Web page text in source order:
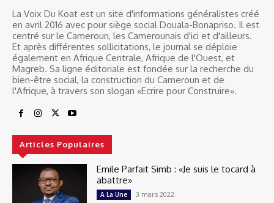
La Voix Du Koat est un site d'informations généralistes créé
en avril 2016 avec pour siège social Douala-Bonapriso. Il est
centré sur le Cameroun, les Camerounais d'ici et d'ailleurs.
Et après différentes sollicitations, le journal se déploie
également en Afrique Centrale, Afrique de l'Ouest, et
Magreb. Sa ligne éditoriale est fondée sur la recherche du
bien-être social, la construction du Cameroun et de
l'Afrique, à travers son slogan «Ecrire pour Construire».
Articles Populaires
Emile Parfait Simb : «Je suis le tocard à
abattre»
A La Une 3 mars 2022